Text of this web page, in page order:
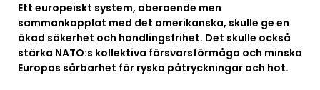
Ett europeiskt system, oberoende men
sammankopplat med det amerikanska, skulle ge en
ökad säkerhet och handlingsfrihet. Det skulle också
stärka NATO:s kollektiva försvarsförmåga och minska
Europas sårbarhet för ryska påtryckningar och hot.